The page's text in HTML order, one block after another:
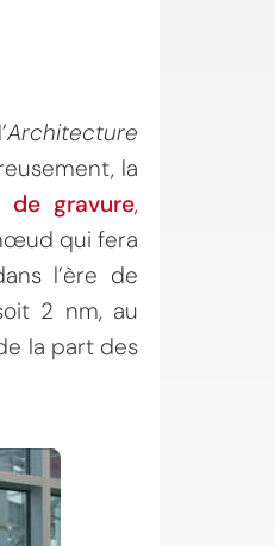
Architecture
la
de gravure,
qui fera
l’ère de
2 nm, au
la part des